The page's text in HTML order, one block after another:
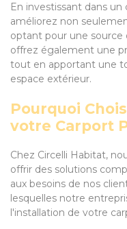
En investissant dans
améliorez non
optant pour une source
offrez également une
tout en apportant une
espace extérieur.
Pourquoi
votre Carport
Chez Circelli Habitat,
offrir des solutions
aux besoins de nos
lesquelles notre
l'installation de votre